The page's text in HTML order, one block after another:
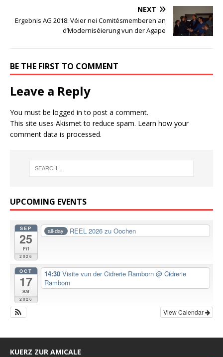
NEXT
Ergebnis AG 2018: Véier nei Comitésmemberen an
d’Moderniséierung vun der Agape
BE THE FIRST TO COMMENT
Leave a Reply
You must be logged in to post a comment.
This site uses Akismet to reduce spam. Learn how your
comment data is processed.
UPCOMING EVENTS
SEP
25
Fri
2026
all-day REEL 2026 zu Oochen
OCT
17
Sat
2026
14:30 Visite vun der Cidrerie Ramborn @ Cidrerie
Ramborn
View Calendar
KUERZ ZUR AMICALE